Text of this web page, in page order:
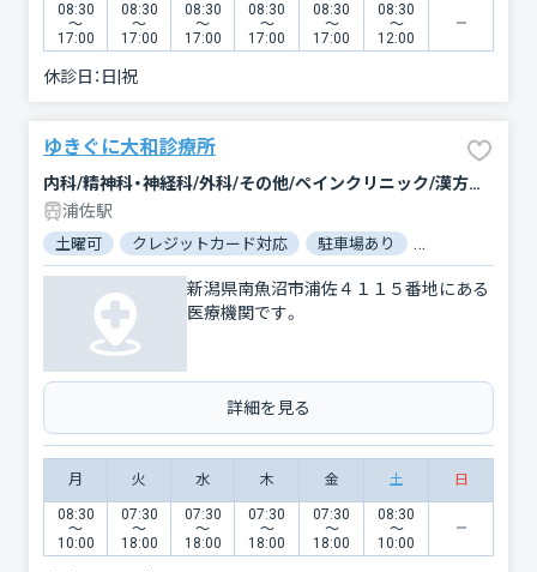
08:30
〜
17:00
08:30
〜
17:00
08:30
〜
17:00
08:30
〜
17:00
08:30
〜
17:00
08:30
〜
12:00
休診日： 日|祝
ゆきぐに大和診療所
内科/精神科・神経科/外科/その他/ペインクリニック/漢方内科/小児科/リハビリテーション/リウマチ科/皮膚科/整形外科/歯科/小児歯科/神経内科/腎臓内科・外科
浦佐駅
土曜可 クレジットカード対応 駐車場あり
新潟県南魚沼市浦佐４１１５番地にある
医療機関です。
詳細を見る
月 火 水 木 金 土 日
08:30
〜
10:00
07:30
〜
18:00
07:30
〜
18:00
07:30
〜
18:00
07:30
〜
18:00
08:30
〜
10:00